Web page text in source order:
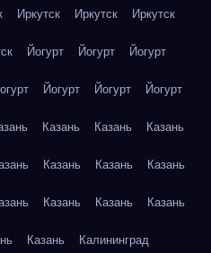
Иркутск Иркутск Иркутск
Йогурт Йогурт Йогурт
Йогурт Йогурт Йогурт
Казань Казань Казань
Казань Казань Казань
Казань Казань Казань
Казань Калининград